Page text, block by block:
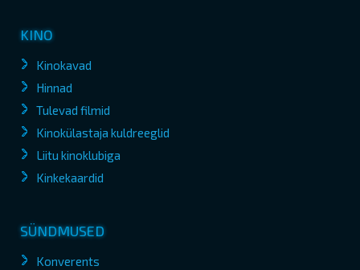
KINO
Kinokavad
Hinnad
Tulevad filmid
Kinokülastaja kuldreeglid
Liitu kinoklubiga
Kinkekaardid
SÜNDMUSED
Konverents